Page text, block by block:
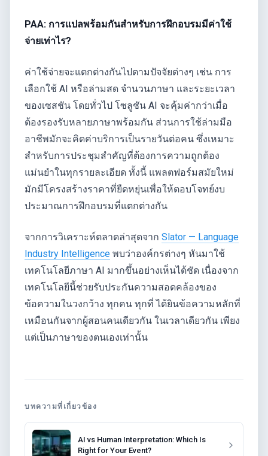
PAA: การแปลพร้อมกันสำหรับการฝึกอบรมมีค่าใช้
จ่ายเท่าไร?
ค่าใช้จ่ายจะแตกต่างกันไปตามปัจจัยต่างๆ เช่น การ
เลือกใช้ AI หรือล่ามสด จำนวนภาษา และระยะเวลา
ของเซสชัน โดยทั่วไป โซลูชัน AI จะคุ้มค่ากว่าเมื่อ
ต้องรองรับหลายภาษาพร้อมกัน ส่วนการใช้ล่ามมือ
อาชีพมักจะคิดค่าบริการเป็นรายวันต่อคน ซึ่งเหมาะ
สำหรับการประชุมสำคัญที่ต้องการความถูกต้อง
แม่นยำในทุกรายละเอียด ทั้งนี้ แพลตฟอร์มสมัยใหม่
มักมีโครงสร้างราคาที่ยืดหยุ่นเพื่อให้ตอบโจทย์งบ
ประมาณการฝึกอบรมที่แตกต่างกัน
จากการวิเคราะห์ตลาดล่าสุดจาก Slator — Language
Industry Intelligence พบว่าองค์กรต่างๆ หันมาใช้
เทคโนโลยีภาษา AI มากขึ้นอย่างเห็นได้ชัด เนื่องจาก
เทคโนโลยีนี้ช่วยรับประกันความสอดคล้องของ
ข้อความในวงกว้าง ทุกคน ทุกที่ ได้ยินข้อความหลักที่
เหมือนกันจากผู้สอนคนเดียวกัน ในเวลาเดียวกัน เพียง
แต่เป็นภาษาของตนเองเท่านั้น
บทความที่เกี่ยวข้อง
AI vs Human Interpretation: Which Is
Right for Your Event?